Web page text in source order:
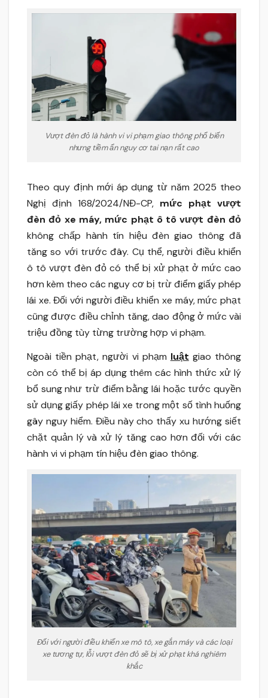
Vượt đèn đỏ là hành vi vi phạm giao thông phổ biến
nhưng tiềm ẩn nguy cơ tai nạn rất cao
Theo quy định mới áp dụng từ năm 2025 theo
Nghị định 168/2024/NĐ-CP, mức phạt vượt
đèn đỏ xe máy, mức phạt ô tô vượt đèn đỏ
không chấp hành tín hiệu đèn giao thông đã
tăng so với trước đây. Cụ thể, người điều khiển
ô tô vượt đèn đỏ có thể bị xử phạt ở mức cao
hơn kèm theo các nguy cơ bị trừ điểm giấy phép
lái xe. Đối với người điều khiển xe máy, mức phạt
cũng được điều chỉnh tăng, dao động ở mức vài
triệu đồng tùy từng trường hợp vi phạm.
Ngoài tiền phạt, người vi phạm luật giao thông
còn có thể bị áp dụng thêm các hình thức xử lý
bổ sung như trừ điểm bằng lái hoặc tước quyền
sử dụng giấy phép lái xe trong một số tình huống
gây nguy hiểm. Điều này cho thấy xu hướng siết
chặt quản lý và xử lý tăng cao hơn đối với các
hành vi vi phạm tín hiệu đèn giao thông.
Đối với người điều khiển xe mô tô, xe gắn máy và các loại
xe tương tự, lỗi vượt đèn đỏ sẽ bị xử phạt khá nghiêm
khắc